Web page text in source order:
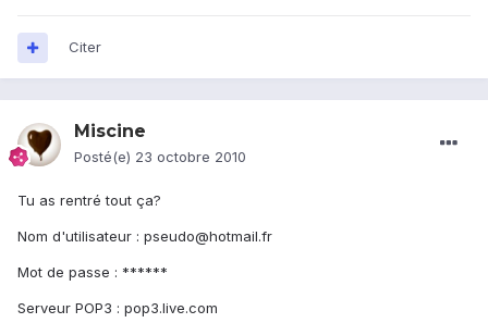
Citer
Miscine
Posté(e) 23 octobre 2010
Tu as rentré tout ça?
Nom d'utilisateur : pseudo@hotmail.fr
Mot de passe : ******
Serveur POP3 : pop3.live.com